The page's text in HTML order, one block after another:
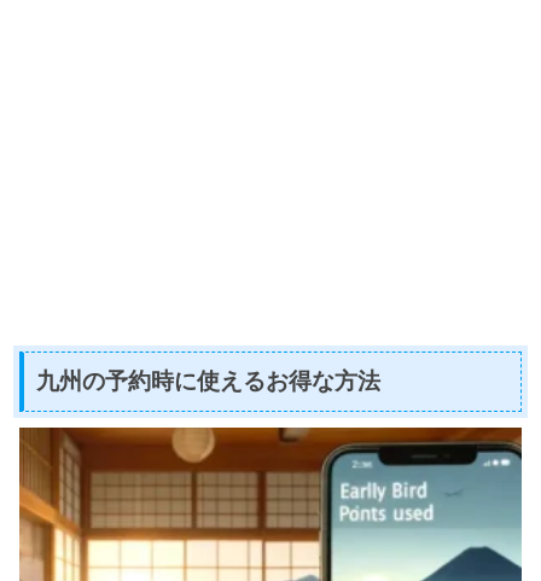
九州の予約時に使えるお得な方法